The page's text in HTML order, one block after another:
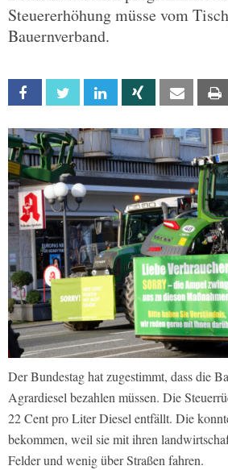
Steuererhöhung müsse vom
Bauernverband.
Facebook Twitter Linkedin Xing Email
Der Bundestag hat zugestimmt, dass die
Agrardiesel bezahlen müssen. Die
22 Cent pro Liter Diesel entfällt. Die
bekommen, weil sie mit ihren
Felder und wenig über Straßen fahren.